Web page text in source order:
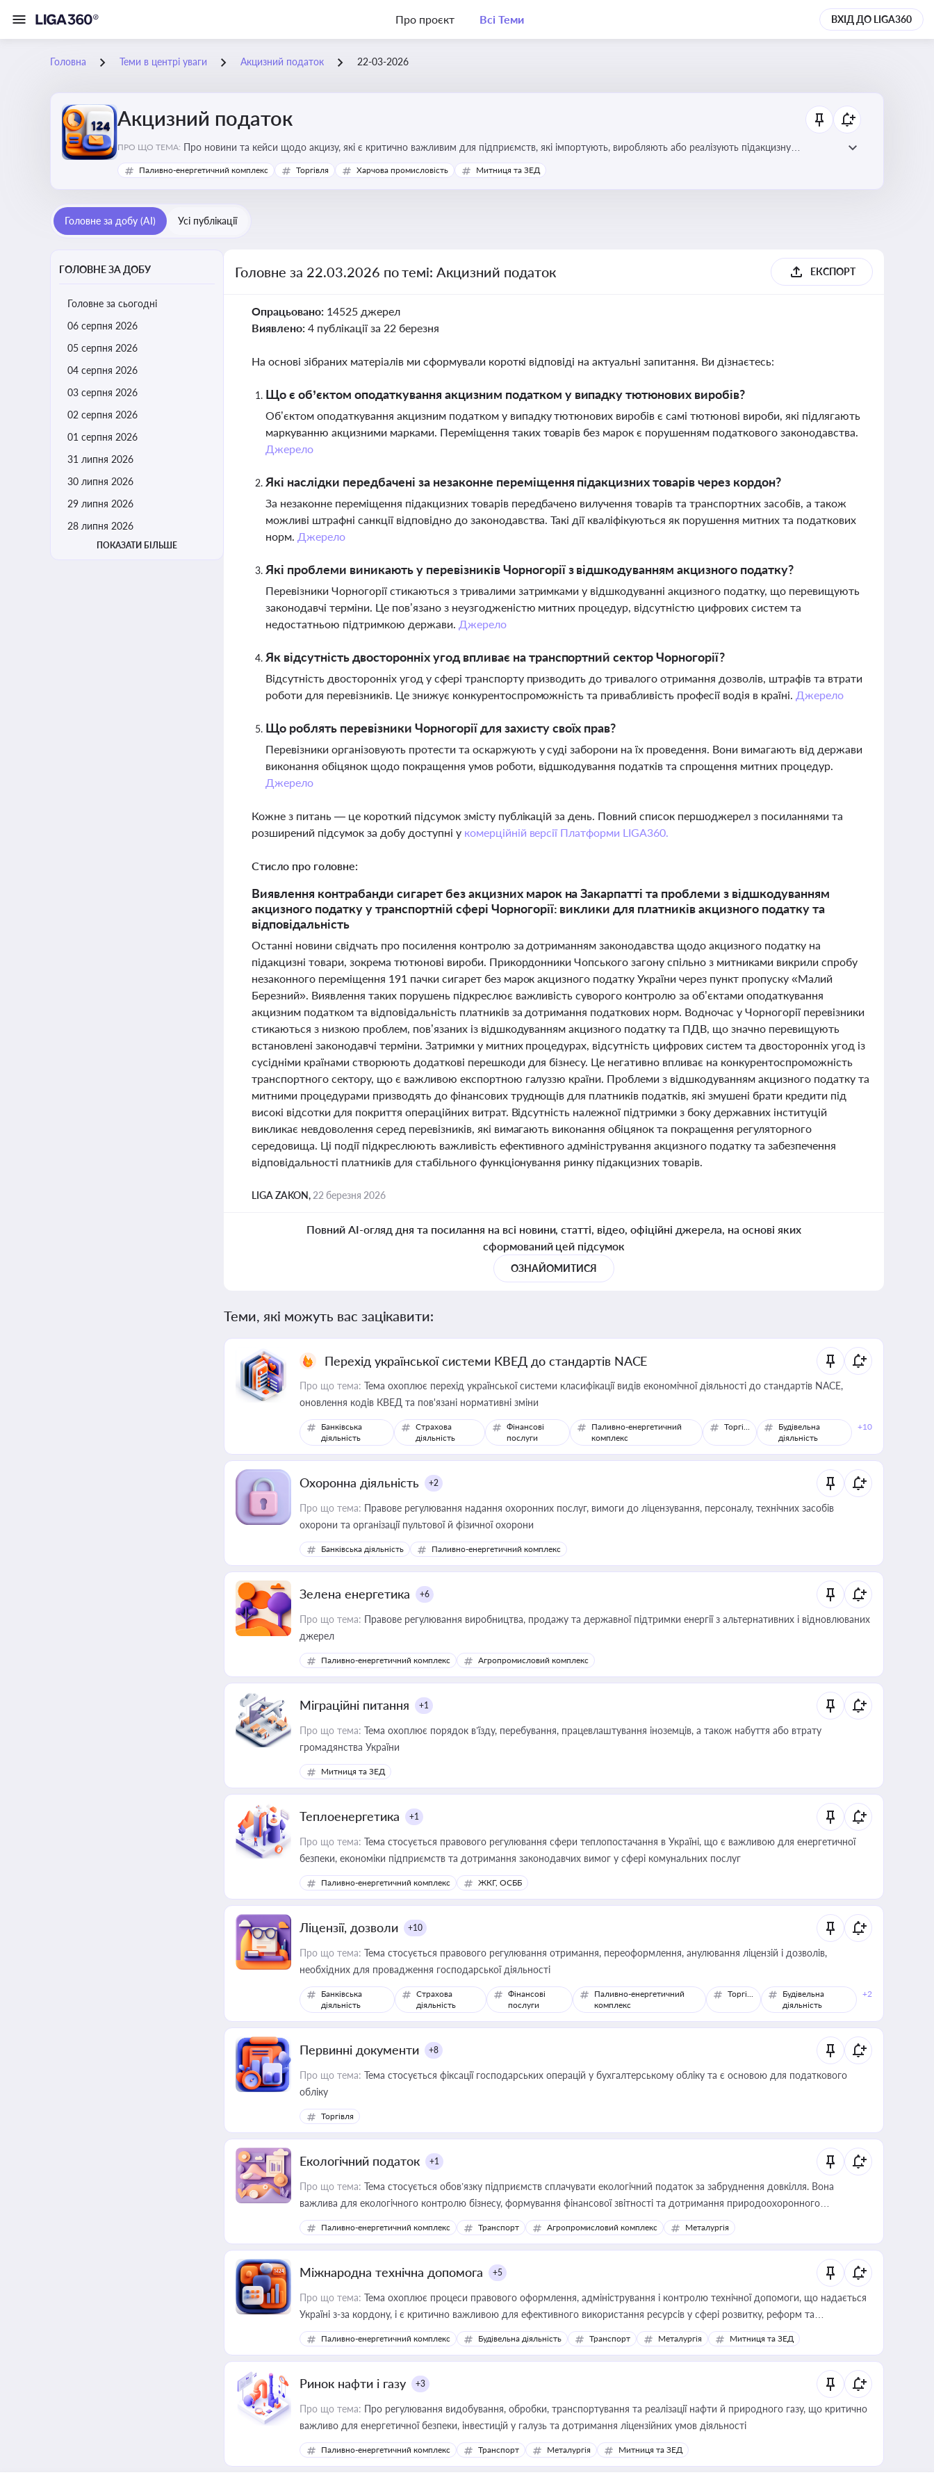
Про проєкт Всі Теми ВХІД ДО LIGA360
Головна Теми в центрі уваги Акцизний податок 22-03-2026
Акцизний податок
ПРО ЩО ТЕМА: Про новини та кейси щодо акцизу, які є критично важливим для підприємств, які імпортують, виробляють або реалізують підакцизну
продукцію, з метою уникнення штрафів та ефективного податкового планування.
Паливно-енергетичний комплекс Торгівля Харчова промисловість Митниця та ЗЕД
Головне за добу (AI) Усі публікації
ГОЛОВНЕ ЗА ДОБУ
Головне за сьогодні
06 серпня 2026
05 серпня 2026
04 серпня 2026
03 серпня 2026
02 серпня 2026
01 серпня 2026
31 липня 2026
30 липня 2026
29 липня 2026
28 липня 2026
ПОКАЗАТИ БІЛЬШЕ
Головне за 22.03.2026 по темі: Акцизний податок ЕКСПОРТ
Опрацьовано: 14525 джерел
Виявлено: 4 публікації за 22 березня
На основі зібраних матеріалів ми сформували короткі відповіді на актуальні запитання. Ви дізнаєтесь:
Що є об’єктом оподаткування акцизним податком у випадку тютюнових виробів?
Об’єктом оподаткування акцизним податком у випадку тютюнових виробів є самі тютюнові вироби, які підлягають
маркуванню акцизними марками. Переміщення таких товарів без марок є порушенням податкового законодавства.
Джерело
Які наслідки передбачені за незаконне переміщення підакцизних товарів через кордон?
За незаконне переміщення підакцизних товарів передбачено вилучення товарів та транспортних засобів, а також
можливі штрафні санкції відповідно до законодавства. Такі дії кваліфікуються як порушення митних та податкових
норм. Джерело
Які проблеми виникають у перевізників Чорногорії з відшкодуванням акцизного податку?
Перевізники Чорногорії стикаються з тривалими затримками у відшкодуванні акцизного податку, що перевищують
законодавчі терміни. Це пов’язано з неузгодженістю митних процедур, відсутністю цифрових систем та
недостатньою підтримкою держави. Джерело
Як відсутність двосторонніх угод впливає на транспортний сектор Чорногорії?
Відсутність двосторонніх угод у сфері транспорту призводить до тривалого отримання дозволів, штрафів та втрати
роботи для перевізників. Це знижує конкурентоспроможність та привабливість професії водія в країні. Джерело
Що роблять перевізники Чорногорії для захисту своїх прав?
Перевізники організовують протести та оскаржують у суді заборони на їх проведення. Вони вимагають від держави
виконання обіцянок щодо покращення умов роботи, відшкодування податків та спрощення митних процедур.
Джерело
Кожне з питань — це короткий підсумок змісту публікацій за день. Повний список першоджерел з посиланнями та
розширений підсумок за добу доступні у комерційній версії Платформи LIGA360.
Стисло про головне:
Виявлення контрабанди сигарет без акцизних марок на Закарпатті та проблеми з відшкодуванням
акцизного податку у транспортній сфері Чорногорії: виклики для платників акцизного податку та
відповідальність
Останні новини свідчать про посилення контролю за дотриманням законодавства щодо акцизного податку на
підакцизні товари, зокрема тютюнові вироби. Прикордонники Чопського загону спільно з митниками викрили спробу
незаконного переміщення 191 пачки сигарет без марок акцизного податку України через пункт пропуску «Малий
Березний». Виявлення таких порушень підкреслює важливість суворого контролю за об’єктами оподаткування
акцизним податком та відповідальність платників за дотримання податкових норм. Водночас у Чорногорії перевізники
стикаються з низкою проблем, пов’язаних із відшкодуванням акцизного податку та ПДВ, що значно перевищують
встановлені законодавчі терміни. Затримки у митних процедурах, відсутність цифрових систем та двосторонніх угод із
сусідніми країнами створюють додаткові перешкоди для бізнесу. Це негативно впливає на конкурентоспроможність
транспортного сектору, що є важливою експортною галуззю країни. Проблеми з відшкодуванням акцизного податку та
митними процедурами призводять до фінансових труднощів для платників податків, які змушені брати кредити під
високі відсотки для покриття операційних витрат. Відсутність належної підтримки з боку державних інституцій
викликає невдоволення серед перевізників, які вимагають виконання обіцянок та покращення регуляторного
середовища. Ці події підкреслюють важливість ефективного адміністрування акцизного податку та забезпечення
відповідальності платників для стабільного функціонування ринку підакцизних товарів.
LIGA ZAKON, 22 березня 2026
Повний AI-огляд дня та посилання на всі новини, статті, відео, офіційні джерела, на основі яких
сформований цей підсумок
ОЗНАЙОМИТИСЯ
Теми, які можуть вас зацікавити:
Перехід української системи КВЕД до стандартів NACE
Про що тема: Тема охоплює перехід української системи класифікації видів економічної діяльності до стандартів NACE,
оновлення кодів КВЕД та пов'язані нормативні зміни
Банківська
діяльність
Страхова
діяльність
Фінансові
послуги
Паливно-енергетичний
комплекс
Торгівля
Будівельна
діяльність
+10
Охоронна діяльність +2
Про що тема: Правове регулювання надання охоронних послуг, вимоги до ліцензування, персоналу, технічних засобів
охорони та організації пультової й фізичної охорони
Банківська діяльність Паливно-енергетичний комплекс
Зелена енергетика +6
Про що тема: Правове регулювання виробництва, продажу та державної підтримки енергії з альтернативних і відновлюваних
джерел
Паливно-енергетичний комплекс Агропромисловий комплекс
Міграційні питання +1
Про що тема: Тема охоплює порядок в’їзду, перебування, працевлаштування іноземців, а також набуття або втрату
громадянства України
Митниця та ЗЕД
Теплоенергетика +1
Про що тема: Тема стосується правового регулювання сфери теплопостачання в Україні, що є важливою для енергетичної
безпеки, економіки підприємств та дотримання законодавчих вимог у сфері комунальних послуг
Паливно-енергетичний комплекс ЖКГ, ОСББ
Ліцензії, дозволи +10
Про що тема: Тема стосується правового регулювання отримання, переоформлення, анулювання ліцензій і дозволів,
необхідних для провадження господарської діяльності
Банківська
діяльність
Страхова
діяльність
Фінансові
послуги
Паливно-енергетичний
комплекс
Торгівля
Будівельна
діяльність
+2
Первинні документи +8
Про що тема: Тема стосується фіксації господарських операцій у бухгалтерському обліку та є основою для податкового
обліку
Торгівля
Екологічний податок +1
Про що тема: Тема стосується обов’язку підприємств сплачувати екологічний податок за забруднення довкілля. Вона
важлива для екологічного контролю бізнесу, формування фінансової звітності та дотримання природоохоронного
законодавства
Паливно-енергетичний комплекс Транспорт Агропромисловий комплекс Металургія
Міжнародна технічна допомога +5
Про що тема: Тема охоплює процеси правового оформлення, адміністрування і контролю технічної допомоги, що надається
Україні з-за кордону, і є критично важливою для ефективного використання ресурсів у сфері розвитку, реформ та
інфраструктурних проєктів
Паливно-енергетичний комплекс Будівельна діяльність Транспорт Металургія Митниця та ЗЕД
Ринок нафти і газу +3
Про що тема: Про регулювання видобування, обробки, транспортування та реалізації нафти й природного газу, що критично
важливо для енергетичної безпеки, інвестицій у галузь та дотримання ліцензійних умов діяльності
Паливно-енергетичний комплекс Транспорт Металургія Митниця та ЗЕД